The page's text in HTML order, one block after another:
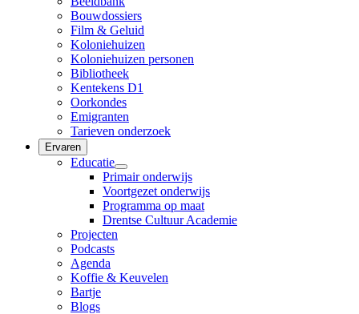
Bouwdossiers
Film & Geluid
Koloniehuizen
Koloniehuizen personen
Bibliotheek
Kentekens D1
Oorkondes
Emigranten
Tarieven onderzoek
Ervaren
Educatie
Primair onderwijs
Voortgezet onderwijs
Programma op maat
Drentse Cultuur Academie
Projecten
Podcasts
Agenda
Koffie & Keuvelen
Bartje
Blogs